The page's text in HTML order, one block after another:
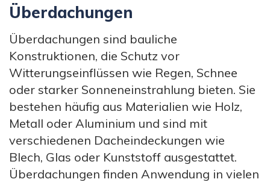
Überdachungen
Überdachungen sind bauliche
Konstruktionen, die Schutz vor
Witterungseinflüssen wie Regen, Schnee
oder starker Sonneneinstrahlung bieten. Sie
bestehen häufig aus Materialien wie Holz,
Metall oder Aluminium und sind mit
verschiedenen Dacheindeckungen wie
Blech, Glas oder Kunststoff ausgestattet.
Überdachungen finden Anwendung in vielen